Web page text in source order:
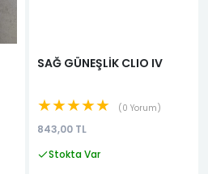
SAĞ GÜNEŞLİK CLIO IV
★★★★★ 0 Yorum
843,00 TL
Stokta Var